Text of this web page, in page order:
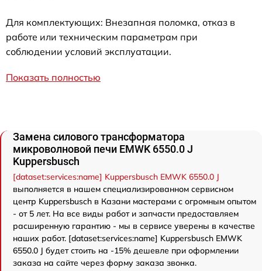
Для комплектующих: Внезапная поломка, отказ в
работе или техническим параметрам при
соблюдении условий эксплуатации.
Показать полностью
Замена силового трансформатора
микроволновой печи EMWK 6550.0 J
Kuppersbusch
[dataset:services:name] Kuppersbusch EMWK 6550.0 J
выполняется в нашем специализированном сервисном
центр Kuppersbusch в Казани мастерами с огромным опытом
- от 5 лет. На все виды работ и запчасти предоставляем
расширенную гарантию - мы в сервисе уверены в качестве
наших работ. [dataset:services:name] Kuppersbusch EMWK
6550.0 J будет стоить на -15% дешевле при оформлении
заказа на сайте через форму заказа звонка.